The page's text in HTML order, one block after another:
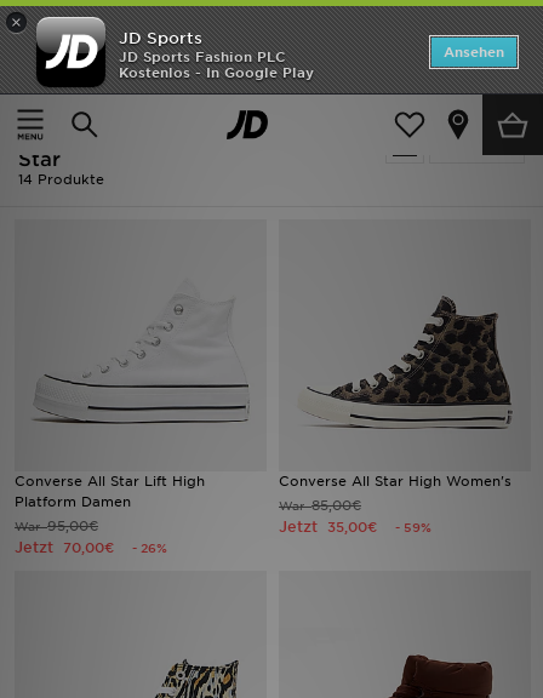
×
JD Sports
JD Sports Fashion PLC
Kostenlos - In Google Play
Ansehen
Startseite
Frauen
verfeinern
Ausverkauf | Frauen - Converse All
Star
14 Produkte
Converse All Star Lift High
Platform Damen
War95,00€
Jetzt 70,00€ - 26%
Converse All Star High Women's
War85,00€
Jetzt 35,00€ - 59%
Startseite
ANGEBOTE
Marken
Kinder
Bestsellers
JD Exklusives
Fußball